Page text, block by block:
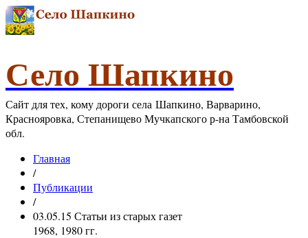
Село Шапкино
Сайт для тех, кому дороги села Шапкино, Варварино,
Краснояровка, Степанищево Мучкапского р-на Тамбовской
обл.
Главная
/
Публикации
/
03.05.15 Статьи из старых газет
1968, 1980 гг.